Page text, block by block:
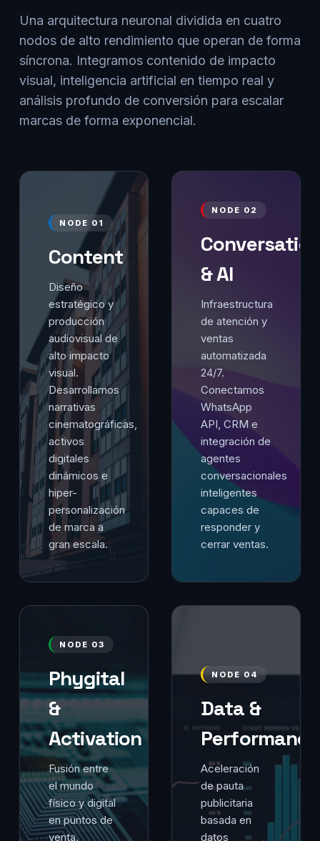
Una arquitectura neuronal dividida en cuatro
nodos de alto rendimiento que operan de forma
síncrona. Integramos contenido de impacto
visual, inteligencia artificial en tiempo real y
análisis profundo de conversión para escalar
marcas de forma exponencial.
NODE 01
Content
Diseño
estratégico y
producción
audiovisual de
alto impacto
visual.
Desarrollamos
narrativas
cinematográficas,
activos
digitales
dinámicos e
hiper-
personalización
de marca a
gran escala.
NODE 02
& AI
Infraestructura
de atención y
ventas
automatizada
24/7.
Conectamos
WhatsApp
API, CRM e
integración de
agentes
conversacionales
inteligentes
capaces de
responder y
cerrar ventas.
NODE 03
Phygital
&
Activation
Fusión entre
el mundo
físico y digital
en puntos de
venta.
NODE 04
Data &
Performance
Aceleración
de pauta
publicitaria
basada en
datos